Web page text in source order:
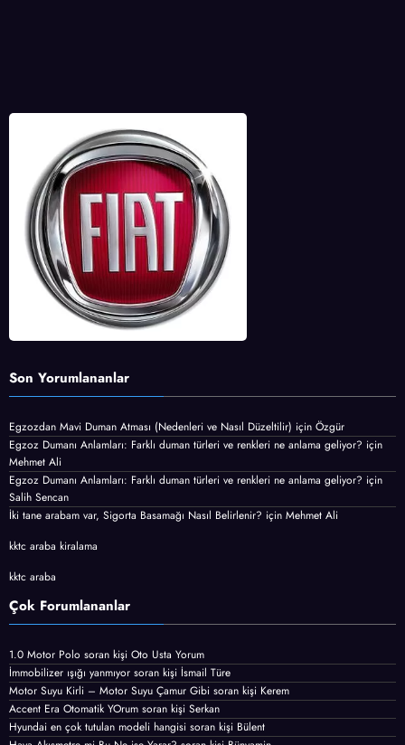
Son Yorumlananlar
Egzozdan Mavi Duman Atması (Nedenleri ve Nasıl Düzeltilir) için Özgür
Egzoz Dumanı Anlamları: Farklı duman türleri ve renkleri ne anlama geliyor? için
Mehmet Ali
Egzoz Dumanı Anlamları: Farklı duman türleri ve renkleri ne anlama geliyor? için
Salih Sencan
İki tane arabam var, Sigorta Basamağı Nasıl Belirlenir? için Mehmet Ali
kktc araba kiralama
kktc araba
Çok Forumlananlar
1.0 Motor Polo soran kişi Oto Usta Yorum
İmmobilizer ışığı yanmıyor soran kişi İsmail Türe
Motor Suyu Kirli – Motor Suyu Çamur Gibi soran kişi Kerem
Accent Era Otomatik YOrum soran kişi Serkan
Hyundai en çok tutulan modeli hangisi soran kişi Bülent